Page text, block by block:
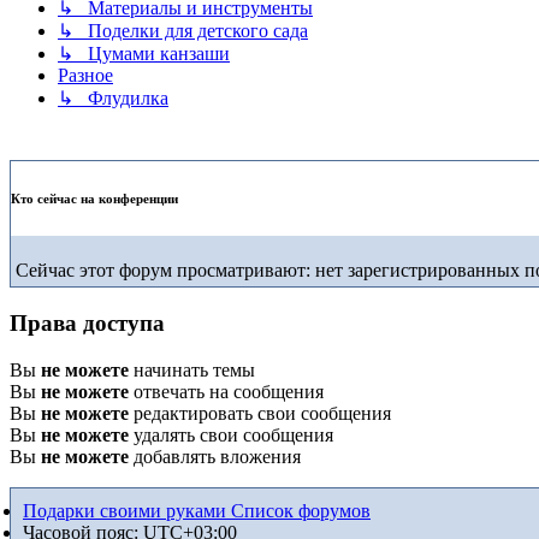
↳ Материалы и инструменты
↳ Поделки для детского сада
↳ Цумами канзаши
Разное
↳ Флудилка
Кто сейчас на конференции
Сейчас этот форум просматривают: нет зарегистрированных
Права доступа
Вы не можете начинать темы
Вы не можете отвечать на сообщения
Вы не можете редактировать свои сообщения
Вы не можете удалять свои сообщения
Вы не можете добавлять вложения
Подарки своими руками Список форумов
Часовой пояс: UTC+03:00